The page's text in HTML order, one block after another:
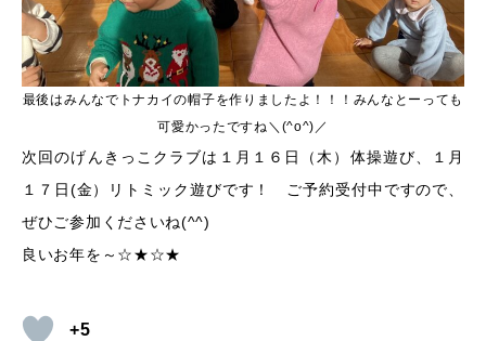
最後はみんなでトナカイの帽子を作りましたよ！！！みんなとーっても
可愛かったですね＼(^o^)／
次回のげんきっこクラブは１月１６日（木）体操遊び、１月
１７日(金）リトミック遊びです！ ご予約受付中ですので、
ぜひご参加くださいね(^^)
良いお年を～☆★☆★
+5